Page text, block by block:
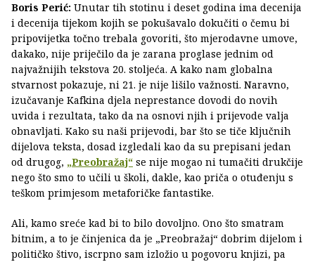
Boris Perić: Unutar tih stotinu i deset godina ima decenija
i decenija tijekom kojih se pokušavalo dokučiti o čemu bi
pripovijetka točno trebala govoriti, što mjerodavne umove,
dakako, nije priječilo da je zarana proglase jednim od
najvažnijih tekstova 20. stoljeća. A kako nam globalna
stvarnost pokazuje, ni 21. je nije lišilo važnosti. Naravno,
izučavanje Kafkina djela neprestance dovodi do novih
uvida i rezultata, tako da na osnovi njih i prijevode valja
obnavljati. Kako su naši prijevodi, bar što se tiče ključnih
dijelova teksta, dosad izgledali kao da su prepisani jedan
od drugog, „Preobražaj“ se nije mogao ni tumačiti drukčije
nego što smo to učili u školi, dakle, kao priča o otuđenju s
teškom primjesom metaforičke fantastike.
Ali, kamo sreće kad bi to bilo dovoljno. Ono što smatram
bitnim, a to je činjenica da je „Preobražaj“ dobrim dijelom i
političko štivo, iscrpno sam izložio u pogovoru knjizi, pa